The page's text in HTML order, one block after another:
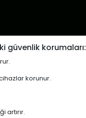
güvenlik korumaları:
korunur.
artırır.